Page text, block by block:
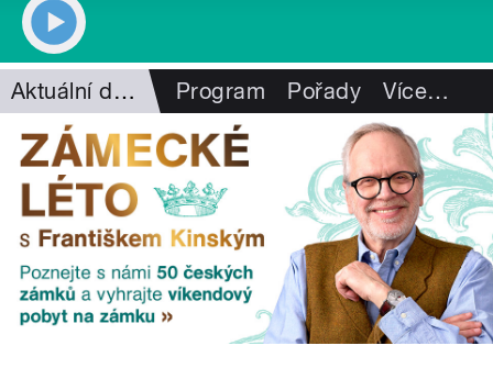
Aktuální dění Program Pořady Více…